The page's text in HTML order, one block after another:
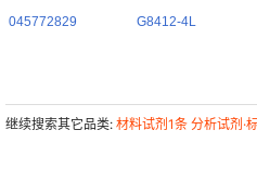
045772829 G8412-4L
继续搜索其它品类: 材料试剂1条 分析试剂·